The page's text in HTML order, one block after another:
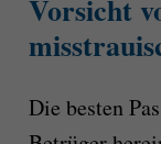
Vorsicht
Die besten